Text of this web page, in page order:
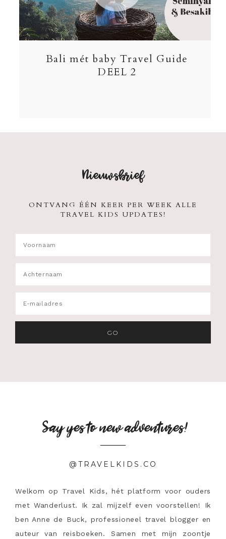
Bali mét baby Travel Guide
DEEL 2
Nieuwsbrief
ONTVANG ÉÉN KEER PER WEEK ALLE
TRAVEL KIDS UPDATES!
Say yes to new adventures!
@TRAVELKIDS.CO
Welkom op Travel Kids, hét platform voor ouders
met Wanderlust. Ik zal mijzelf even voorstellen! Ik
ben Anne de Buck, professioneel travel blogger en
auteur van reisboeken. Samen met mijn zoontje